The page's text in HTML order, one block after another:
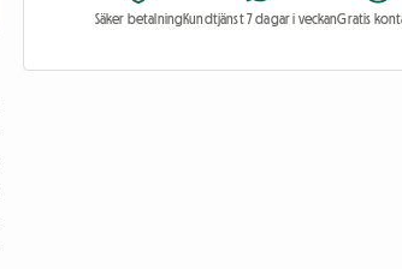
Säker betalningKundtjänst 7 dagar i veckanGratis